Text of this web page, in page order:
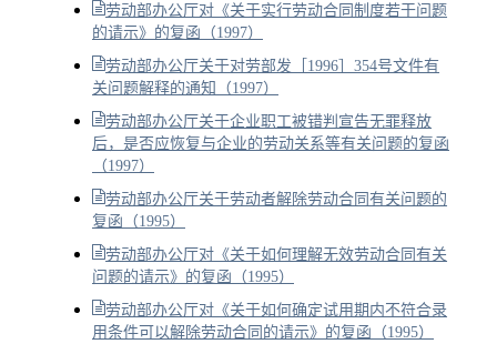
劳动部办公厅对《关于实行劳动合同制度若干问题
的请示》的复函（1997）
劳动部办公厅关于对劳部发［1996］354号文件有
关问题解释的通知（1997）
劳动部办公厅关于企业职工被错判宣告无罪释放
后，是否应恢复与企业的劳动关系等有关问题的复函
（1997）
劳动部办公厅关于劳动者解除劳动合同有关问题的
复函（1995）
劳动部办公厅对《关于如何理解无效劳动合同有关
问题的请示》的复函（1995）
劳动部办公厅对《关于如何确定试用期内不符合录
用条件可以解除劳动合同的请示》的复函（1995）